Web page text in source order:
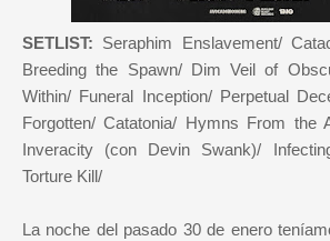
SETLIST: Seraphim Enslavement/
Breeding the Spawn/ Dim Veil of
Within/ Funeral Inception/ Perpetual
Forgotten/ Catatonia/ Hymns From the
Inveracity (con Devin Swank)/
Torture Kill/
La noche del pasado 30 de enero